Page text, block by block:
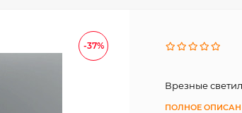
-37%
Врезные
ПОЛНОЕ